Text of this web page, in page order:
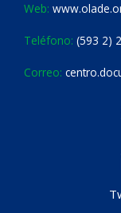
Web:
Teléfono: (593 2)
Correo: